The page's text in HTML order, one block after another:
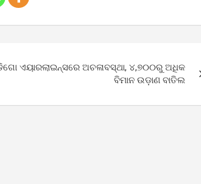
ଏୟାରଲାଇନ୍ସରେ ଅଚଳାବସ୍ଥା, ୪,୭୦୦ରୁ ଅଧିକ
ବିମାନ ଉଡ଼ାଣ ବାତିଲ